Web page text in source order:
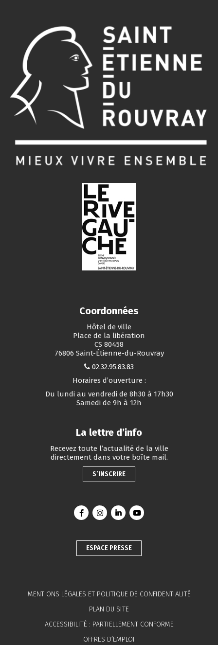
Coordonnées
Hôtel de ville
Place de la libération
CS 80458
76806 Saint-Étienne-du-Rouvray
02.32.95.83.83
Horaires d’ouverture :
Du lundi au vendredi de 8h30 à 17h30
Samedi de 9h à 12h
La lettre d’info
Recevez toute l’actualité de la ville
directement dans votre boîte mail.
S’INSCRIRE
Lien vers le compte Facebook
Lien vers le compte Instagram
Lien vers le compte Linkedin
Lien vers la chaîne
ESPACE PRESSE
MENTIONS LÉGALES ET POLITIQUE DE CONFIDENTIALITÉ
PLAN DU SITE
ACCESSIBILITÉ : PARTIELLEMENT CONFORME
OFFRES D’EMPLOI